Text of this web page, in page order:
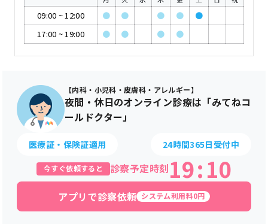
09:00 ~12:00 ● ● ● ●
●
17:00 ~19:00 ● ● ● ●
【内科・小児科・皮膚科・アレルギー】
夜間・休日のオンライン診療は「みてねコ
ールドクター」
医療証・保険証適用 24時間365日受付中
今すぐ依頼すると 診察予定時刻19:10
アプリで診察依頼 システム利用料0円